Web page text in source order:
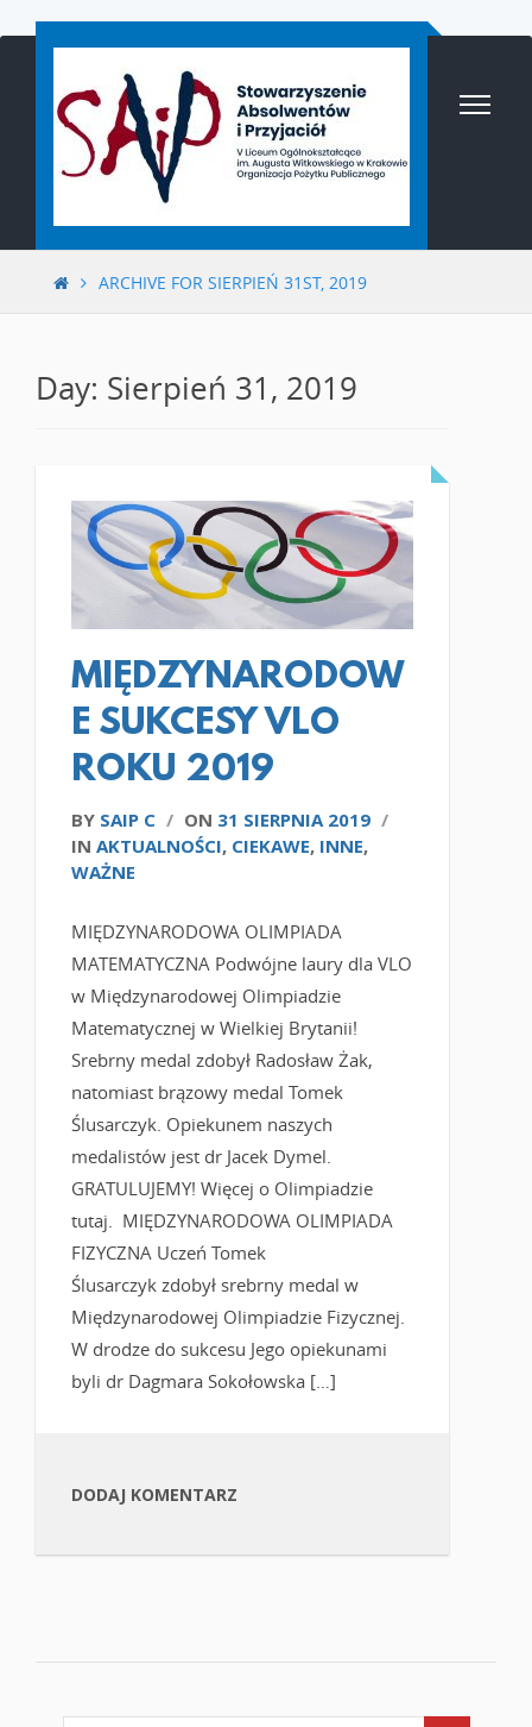
Przejdź
ARCHIVE FOR SIERPIEŃ 31ST, 2019
Day: Sierpień 31, 2019
CZYTAJ WIĘCEJ
MIĘDZYNARODOW
E SUKCESY VLO
ROKU 2019
BY SAIP C / ON 31 SIERPNIA 2019 /
IN AKTUALNOŚCI, CIEKAWE, INNE,
WAŻNE
MIĘDZYNARODOWA OLIMPIADA
MATEMATYCZNA Podwójne laury dla VLO
w Międzynarodowej Olimpiadzie
Matematycznej w Wielkiej Brytanii!
Srebrny medal zdobył Radosław Żak,
natomiast brązowy medal Tomek
Ślusarczyk. Opiekunem naszych
medalistów jest dr Jacek Dymel.
GRATULUJEMY! Więcej o Olimpiadzie
tutaj. MIĘDZYNARODOWA OLIMPIADA
FIZYCZNA Uczeń Tomek
Ślusarczyk zdobył srebrny medal w
Międzynarodowej Olimpiadzie Fizycznej.
W drodze do sukcesu Jego opiekunami
byli dr Dagmara Sokołowska […]
DODAJ KOMENTARZ